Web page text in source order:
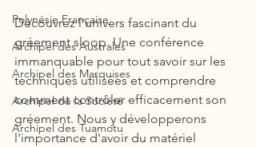
Polynésie Française
Archipel des Australes
Archipel des Marquises
Archipel de la Société
Archipel des Tuamotu
Découvrez l'univers fascinant du
gréement sloop. Une conférence
immanquable pour tout savoir sur les
techniques utilisées et comprendre
comment contrôler efficacement son
gréement. Nous y développerons
l'importance d'avoir du matériel